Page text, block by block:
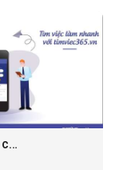
Giải pháp tìm việc làm xây dựng uy tín cùng mức lương thưởng hấp dẫn ?️